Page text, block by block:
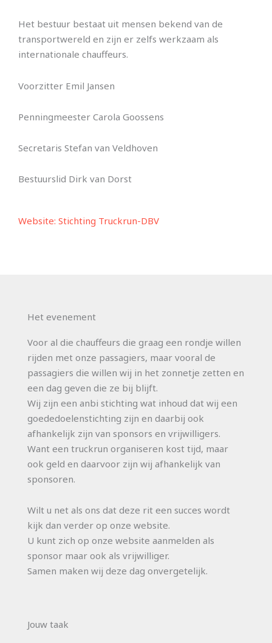
Het bestuur bestaat uit mensen bekend van de
transportwereld en zijn er zelfs werkzaam als
internationale chauffeurs.
Voorzitter Emil Jansen
Penningmeester Carola Goossens
Secretaris Stefan van Veldhoven
Bestuurslid Dirk van Dorst
Website: Stichting Truckrun-DBV
Het evenement
Voor al die chauffeurs die graag een rondje willen
rijden met onze passagiers, maar vooral de
passagiers die willen wij in het zonnetje zetten en
een dag geven die ze bij blijft.
Wij zijn een anbi stichting wat inhoud dat wij een
goededoelenstichting zijn en daarbij ook
afhankelijk zijn van sponsors en vrijwilligers.
Want een truckrun organiseren kost tijd, maar
ook geld en daarvoor zijn wij afhankelijk van
sponsoren.
Wilt u net als ons dat deze rit een succes wordt
kijk dan verder op onze website.
U kunt zich op onze website aanmelden als
sponsor maar ook als vrijwilliger.
Samen maken wij deze dag onvergetelijk.
Jouw taak